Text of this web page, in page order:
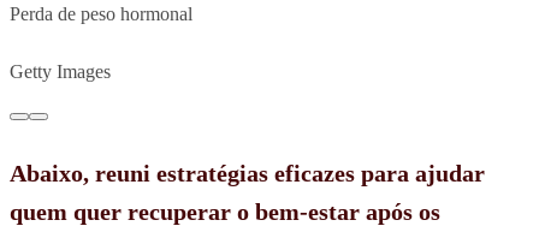
Perda de peso hormonal
Getty Images
Abaixo, reuni estratégias eficazes para ajudar
quem quer recuperar o bem-estar após os